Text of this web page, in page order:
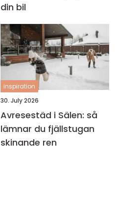
din bil
inspiration
30. July 2026
Avresestäd i Sälen: så
lämnar du fjällstugan
skinande ren